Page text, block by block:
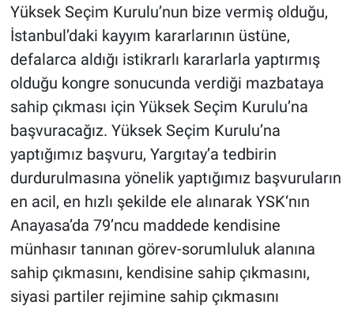
Yüksek Seçim Kurulu’nun bize vermiş olduğu,
İstanbul’daki kayyım kararlarının üstüne,
defalarca aldığı istikrarlı kararlarla yaptırmış
olduğu kongre sonucunda verdiği mazbataya
sahip çıkması için Yüksek Seçim Kurulu’na
başvuracağız. Yüksek Seçim Kurulu’na
yaptığımız başvuru, Yargıtay’a tedbirin
durdurulmasına yönelik yaptığımız başvuruların
en acil, en hızlı şekilde ele alınarak YSK‘nın
Anayasa’da 79’ncu maddede kendisine
münhasır tanınan görev-sorumluluk alanına
sahip çıkmasını, kendisine sahip çıkmasını,
siyasi partiler rejimine sahip çıkmasını